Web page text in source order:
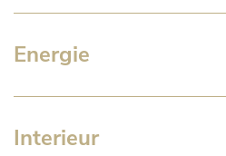
Energie
Interieur